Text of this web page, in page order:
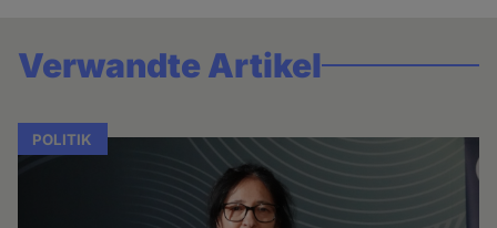
Verwandte Artikel
POLITIK